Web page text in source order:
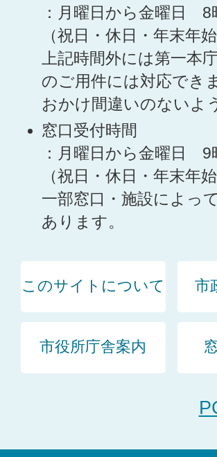
：月曜日から金曜日 8
（祝日・休日・年末年
上記時間外には第一本
のご用件には対応でき
おかけ間違いのないよ
窓口受付時間
：月曜日から金曜日 9
（祝日・休日・年末年
一部窓口・施設によっ
あります。
このサイトについて 市
市役所庁舎案内